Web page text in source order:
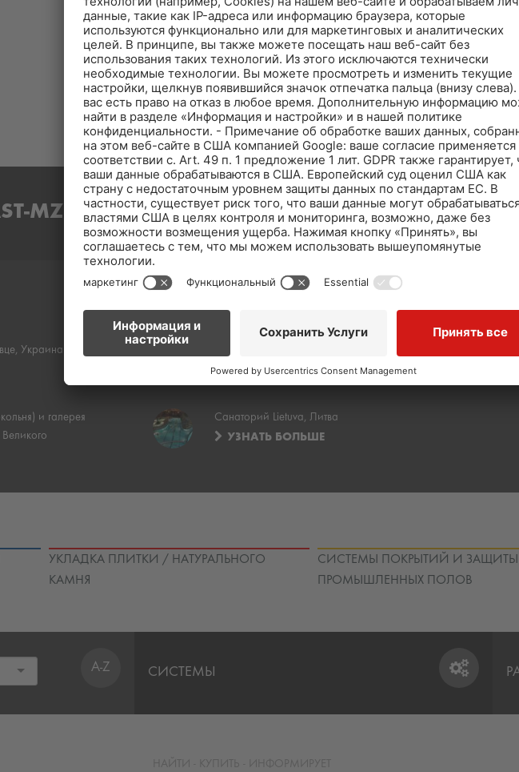
MZ
Городская усадьба А.Л. Кнопа
Украина
УЗНАТЬ БОЛЬШЕ
и галерея
Санаторий Lietuva, Литва
УЗНАТЬ БОЛЬШЕ
УКЛАДКА ПЛИТКИ / НАТУРАЛЬНОГО
КАМНЯ
СИСТЕМЫ ПОКРЫТИЙ И ЗАЩИТЫ
ПРОМЫШЛЕННЫХ ПОЛОВ
A-Z СИСТЕМЫ